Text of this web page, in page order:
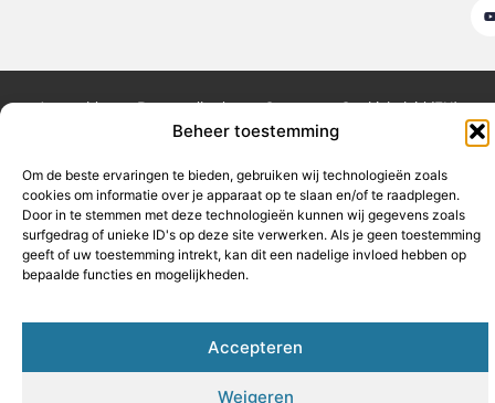
Beheer toestemming
Om de beste ervaringen te bieden, gebruiken wij technologieën zoals
cookies om informatie over je apparaat op te slaan en/of te raadplegen.
Door in te stemmen met deze technologieën kunnen wij gegevens zoals
surfgedrag of unieke ID's op deze site verwerken. Als je geen toestemming
geeft of uw toestemming intrekt, kan dit een nadelige invloed hebben op
bepaalde functies en mogelijkheden.
Accepteren
Weigeren
Aanmelden Beroemdheden Contact Cookiebeleid (EU)
Partners Website index Uit De Media
Goede backlinks kopen: de sleutel tot een sterke online autoriteit
Geld verdienen op internet: jouw weg naar financiële vrijheid
www.hothouse.be